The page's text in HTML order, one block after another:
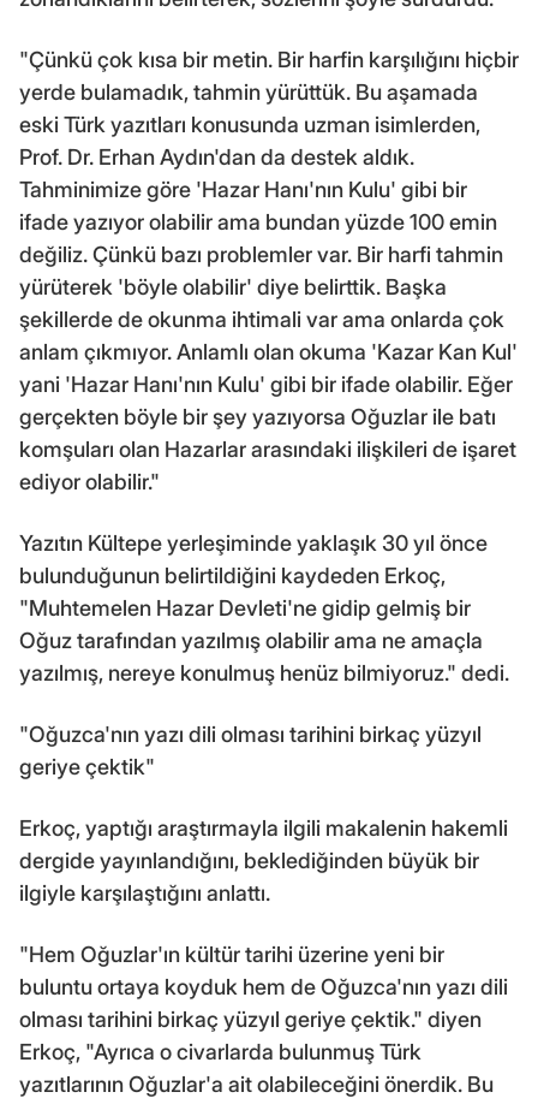
"Çünkü çok kısa bir metin. Bir harfin karşılığını hiçbir
yerde bulamadık, tahmin yürüttük. Bu aşamada
eski Türk yazıtları konusunda uzman isimlerden,
Prof. Dr. Erhan Aydın'dan da destek aldık.
Tahminimize göre 'Hazar Hanı'nın Kulu' gibi bir
ifade yazıyor olabilir ama bundan yüzde 100 emin
değiliz. Çünkü bazı problemler var. Bir harfi tahmin
yürüterek 'böyle olabilir' diye belirttik. Başka
şekillerde de okunma ihtimali var ama onlarda çok
anlam çıkmıyor. Anlamlı olan okuma 'Kazar Kan Kul'
yani 'Hazar Hanı'nın Kulu' gibi bir ifade olabilir. Eğer
gerçekten böyle bir şey yazıyorsa Oğuzlar ile batı
komşuları olan Hazarlar arasındaki ilişkileri de işaret
ediyor olabilir."
Yazıtın Kültepe yerleşiminde yaklaşık 30 yıl önce
bulunduğunun belirtildiğini kaydeden Erkoç,
"Muhtemelen Hazar Devleti'ne gidip gelmiş bir
Oğuz tarafından yazılmış olabilir ama ne amaçla
yazılmış, nereye konulmuş henüz bilmiyoruz." dedi.
"Oğuzca'nın yazı dili olması tarihini birkaç yüzyıl
geriye çektik"
Erkoç, yaptığı araştırmayla ilgili makalenin hakemli
dergide yayınlandığını, beklediğinden büyük bir
ilgiyle karşılaştığını anlattı.
"Hem Oğuzlar'ın kültür tarihi üzerine yeni bir
buluntu ortaya koyduk hem de Oğuzca'nın yazı dili
olması tarihini birkaç yüzyıl geriye çektik." diyen
Erkoç, "Ayrıca o civarlarda bulunmuş Türk
yazıtlarının Oğuzlar'a ait olabileceğini önerdik. Bu